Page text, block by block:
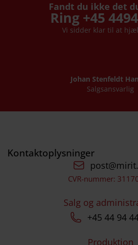
Fandt du ikke det
Ring +45
Vi sidder klar til at
Johan Stenfeldt
Salgsansvarlig
Kontaktoplysninger
CVR-nummer:
Salg og
+45 44 94
Produktion